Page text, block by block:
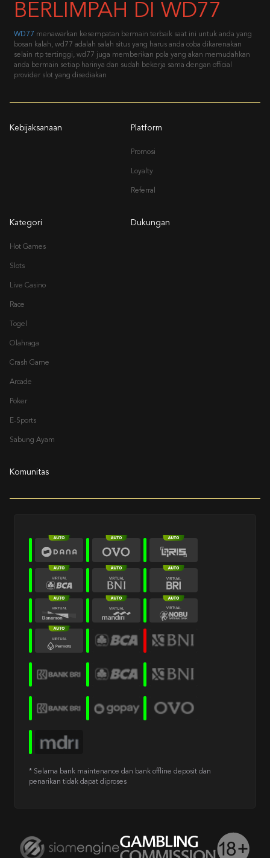
BERLIMPAH DI WD77
WD77 menawarkan kesempatan bermain terbaik saat ini untuk anda yang
bosan kalah, wd77 adalah salah situs yang harus anda coba dikarenakan
selain rtp tertinggi, wd77 juga memberikan pola yang akan memudahkan
anda bermain setiap harinya dan sudah bekerja sama dengan official
provider slot yang disediakan
Kebijaksanaan Platform
Promosi
Loyalty
Referral
Kategori
Hot Games
Slots
Live Casino
Race
Togel
Olahraga
Crash Game
Arcade
Poker
E-Sports
Sabung Ayam
Dukungan
Komunitas
* Selama bank maintenance dan bank offline deposit dan
penarikan tidak dapat diproses